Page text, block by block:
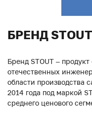
БРЕНД STOUT
Бренд STOUT –
отечественных
области производства
2014 года под маркой
среднего ценового